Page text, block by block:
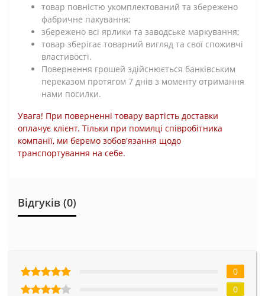
товар повністю укомплектований та збережено
фабричне пакування;
збережено всі ярлики та заводське маркування;
товар зберігає товарний вигляд та свої споживчі
властивості.
Повернення грошей здійснюється банківським
переказом протягом 7 днів з моменту отримання
нами посилки.
Увага! При поверненні товару вартість доставки
оплачує клієнт. Тільки при помилці співробітника
компанії, ми беремо зобов'язання щодо
транспортування на себе.
Відгуків (0)
0
0